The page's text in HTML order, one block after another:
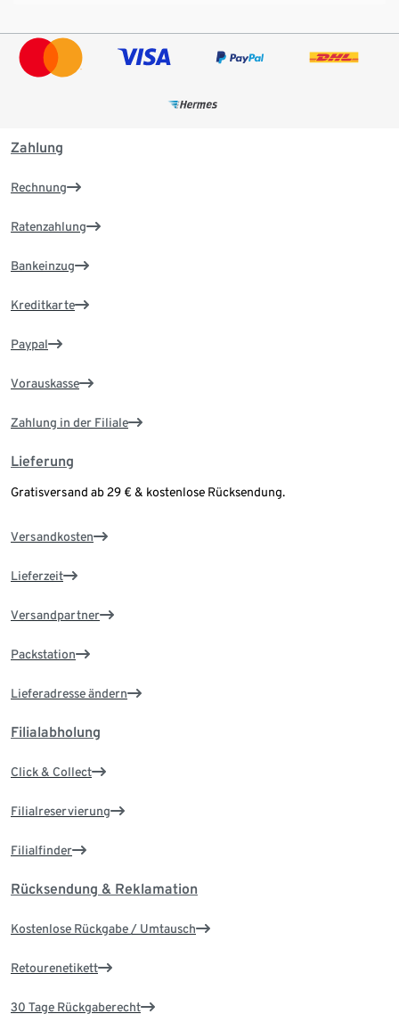
Zahlung
Rechnung
Ratenzahlung
Bankeinzug
Kreditkarte
Paypal
Vorauskasse
Zahlung in der Filiale
Lieferung
Gratisversand ab 29 € & kostenlose Rücksendung.
Versandkosten
Lieferzeit
Versandpartner
Packstation
Lieferadresse ändern
Filialabholung
Click & Collect
Filialreservierung
Filialfinder
Rücksendung & Reklamation
Kostenlose Rückgabe / Umtausch
Retourenetikett
30 Tage Rückgaberecht